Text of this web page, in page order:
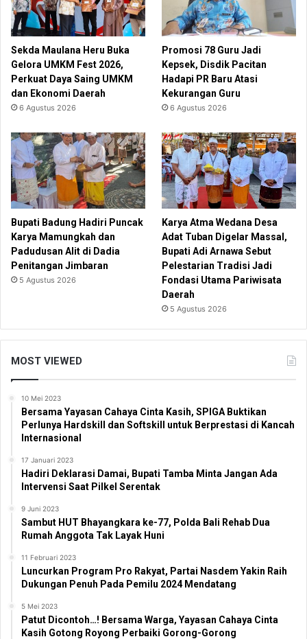
Sekda Maulana Heru Buka
Gelora UMKM Fest 2026,
Perkuat Daya Saing UMKM
dan Ekonomi Daerah
6 Agustus 2026
Promosi 78 Guru Jadi
Kepsek, Disdik Pacitan
Hadapi PR Baru Atasi
Kekurangan Guru
6 Agustus 2026
Bupati Badung Hadiri Puncak
Karya Mamungkah dan
Padudusan Alit di Dadia
Penitangan Jimbaran
5 Agustus 2026
Karya Atma Wedana Desa
Adat Tuban Digelar Massal,
Bupati Adi Arnawa Sebut
Pelestarian Tradisi Jadi
Fondasi Utama Pariwisata
Daerah
5 Agustus 2026
MOST VIEWED
10 Mei 2023
Bersama Yayasan Cahaya Cinta Kasih, SPIGA Buktikan
Perlunya Hardskill dan Softskill untuk Berprestasi di Kancah
Internasional
17 Januari 2023
Hadiri Deklarasi Damai, Bupati Tamba Minta Jangan Ada
Intervensi Saat Pilkel Serentak
9 Juni 2023
Sambut HUT Bhayangkara ke-77, Polda Bali Rehab Dua
Rumah Anggota Tak Layak Huni
11 Februari 2023
Luncurkan Program Pro Rakyat, Partai Nasdem Yakin Raih
Dukungan Penuh Pada Pemilu 2024 Mendatang
5 Mei 2023
Patut Dicontoh…! Bersama Warga, Yayasan Cahaya Cinta
Kasih Gotong Royong Perbaiki Gorong-Gorong